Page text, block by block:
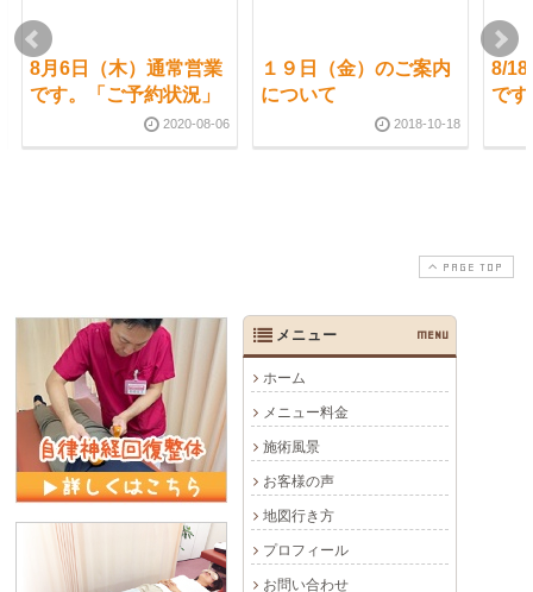
8月6日（木）通常営業
です。「ご予約状況」
2020-08-06
１９日（金）のご案内
について
2018-10-18
8/18
です
PAGE TOP
メニュー MENU
ホーム
メニュー料金
施術風景
お客様の声
地図行き方
プロフィール
お問い合わせ